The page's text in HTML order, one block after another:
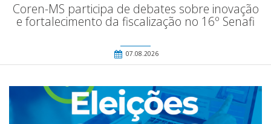
Coren-MS participa de debates sobre inovação
e fortalecimento da fiscalização no 16º Senafi
07.08.2026